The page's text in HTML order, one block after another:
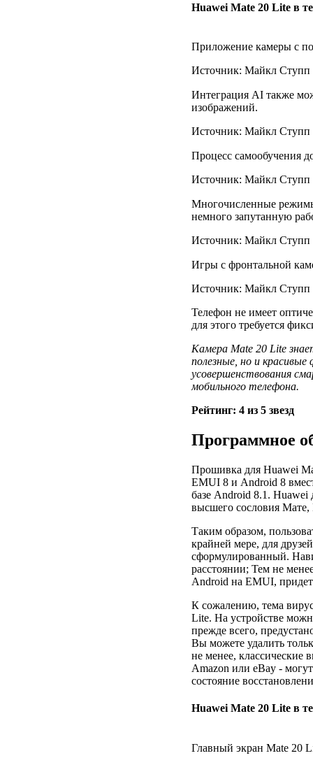
Huawei Mate 20 Lite в
Приложение камеры с
Источник: Майкл Ступп
Интеграция AI также
изображений.
Источник: Майкл Ступп
Процесс самообучения
Источник: Майкл Ступп
Многочисленные
немного запутанную
Источник: Майкл Ступп
Игры с фронтальной
Источник: Майкл Ступп
Телефон не имеет
для этого требуется
Камера Mate 20 Lite
полезные, но и
усовершенствования
мобильного телефона.
Рейтинг: 4 из 5 звезд
Программное
Прошивка для Huawei
EMUI 8 и Android 8
базе Android 8.1. Huawei
высшего сословия Мате,
Таким образом,
крайней мере, для
сформулированный.
расстоянии; Тем не
Android на EMUI,
К сожалению, тема
Lite. На устройстве
прежде всего,
Вы можете удалить
не менее, классические
Amazon или eBay -
состояние
Huawei Mate 20 Lite в
Главный экран Mate 20